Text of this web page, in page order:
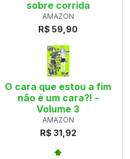
sobre corrida
AMAZON
R$ 59,90
O cara que estou a fim
não é um cara?! -
Volume 3
AMAZON
R$ 31,92